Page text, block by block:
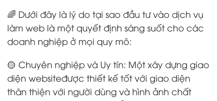
🌈 Dưới đây là lý do tại sao đầu tư vào dịch vụ
làm web là một quyết định sáng suốt cho các
doanh nghiệp ở mọi quy mô:
🟡 Chuyên nghiệp và Uy tín: Một xây dựng giao
diện websiteđược thiết kế tốt với giao diện
thân thiện với người dùng và hình ảnh chất